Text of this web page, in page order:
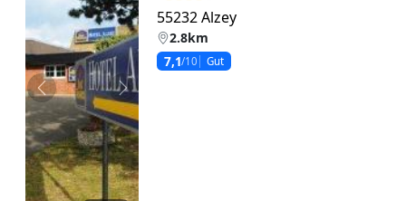
Zurück Weiter
55232 Alzey
2.8km
7,1/10 Gut